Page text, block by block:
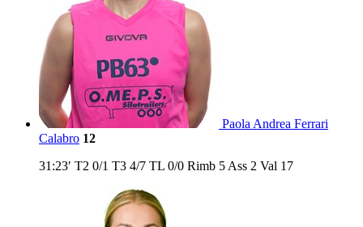
Paola Andrea Ferrari
Calabro 12
31:23′ T2 0/1 T3 4/7 TL 0/0 Rimb 5 Ass 2 Val 17